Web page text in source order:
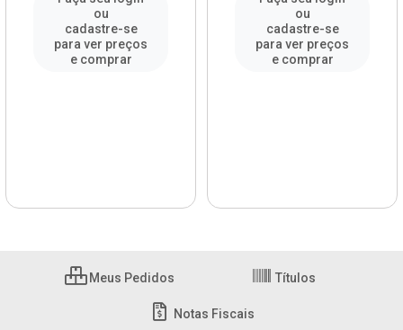
ou
cadastre-se
para ver preços
e comprar
ou
cadastre-se
para ver preços
e comprar
Meus Pedidos Títulos
Notas Fiscais